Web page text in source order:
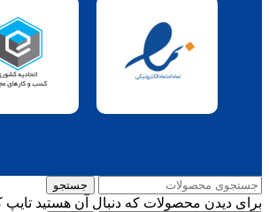
جستجو
برای دیدن محصولات که دنبال آن هستید تایپ